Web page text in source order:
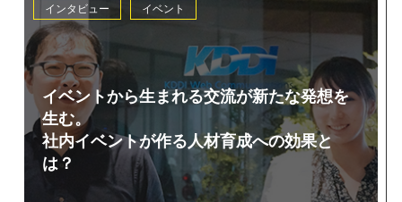
インタビュー イベント
イベントから生まれる交流が新たな発想を
生む。
社内イベントが作る人材育成への効果と
は？